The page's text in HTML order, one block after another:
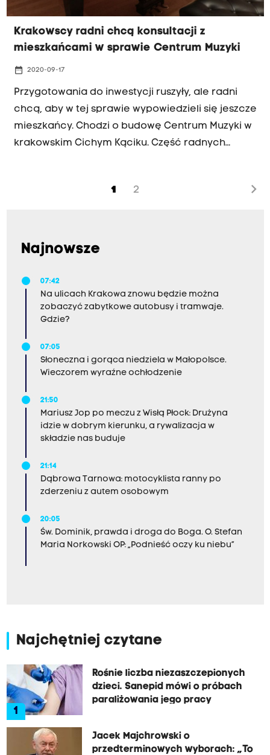
Krakowscy radni chcą konsultacji z
mieszkańcami w sprawie Centrum Muzyki
date_range 2020-09-17
Przygotowania do inwestycji ruszyły, ale radni
chcą, aby w tej sprawie wypowiedzieli się jeszcze
mieszkańcy. Chodzi o budowę Centrum Muzyki w
krakowskim Cichym Kąciku. Część radnych
zdziwiony, że rada zobowiązała prezydenta
na koncepcję nowej miejskiej instytucji. Czy w tej
ma w ogóle sens?
1 2 chevron_right
Najnowsze
07:42
Na ulicach Krakowa znowu będzie można
zobaczyć zabytkowe autobusy i tramwaje.
Gdzie?
07:05
Słoneczna i gorąca niedziela w Małopolsce.
Wieczorem wyraźne ochłodzenie
21:50
Mariusz Jop po meczu z Wisłą Płock: Drużyna
idzie w dobrym kierunku, a rywalizacja w
składzie nas buduje
21:14
Dąbrowa Tarnowa: motocyklista ranny po
zderzeniu z autem osobowym
20:05
Św. Dominik, prawda i droga do Boga. O. Stefan
Maria Norkowski OP: „Podnieść oczy ku niebu”
Najchętniej czytane
1
Rośnie liczba niezaszczepionych
dzieci. Sanepid mówi o próbach
paraliżowania jego pracy
Jacek Majchrowski o
przedterminowych wyborach: „To